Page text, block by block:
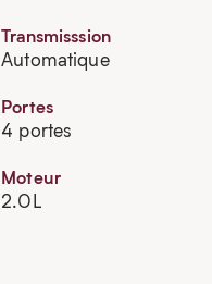
Transmisssion
Automatique
Portes
4 portes
Moteur
2.0L